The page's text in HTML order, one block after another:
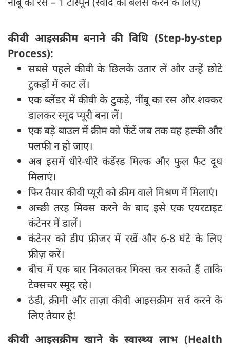
कीवी आइसक्रीम बनाने की विधि (Step-by-step
Process):
सबसे पहले कीवी के छिलके उतार लें और उन्हें छोटे
टुकड़ों में काट लें।
एक ब्लेंडर में कीवी के टुकड़े, नींबू का रस और शक्कर
डालकर स्मूद प्यूरी बना लें।
एक बड़े बाउल में क्रीम को फेंटें जब तक वह हल्की और
फ्लफी न हो जाए।
अब इसमें धीरे-धीरे कंडेंस्ड मिल्क और फुल फैट दूध
मिलाएं।
फिर तैयार कीवी प्यूरी को क्रीम वाले मिश्रण में मिलाएं।
अच्छी तरह मिक्स करने के बाद इसे एक एयरटाइट
कंटेनर में डालें।
कंटेनर को डीप फ्रीजर में रखें और 6-8 घंटे के लिए
फ्रीज़ करें।
बीच में एक बार निकालकर मिक्स कर सकते हैं ताकि
टेक्सचर स्मूद रहे।
ठंडी, क्रीमी और ताज़ा कीवी आइसक्रीम सर्व करने के
लिए तैयार है!
कीवी आइसक्रीम खाने के स्वास्थ्य लाभ (Health